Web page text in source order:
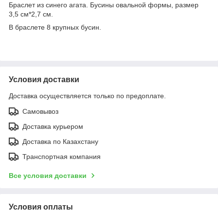
Браслет из синего агата. Бусины овальной формы, размер
3,5 см*2,7 см.
В браслете 8 крупных бусин.
Условия доставки
Доставка осуществляется только по предоплате.
Самовывоз
Доставка курьером
Доставка по Казахстану
Транспортная компания
Все условия доставки
Условия оплаты